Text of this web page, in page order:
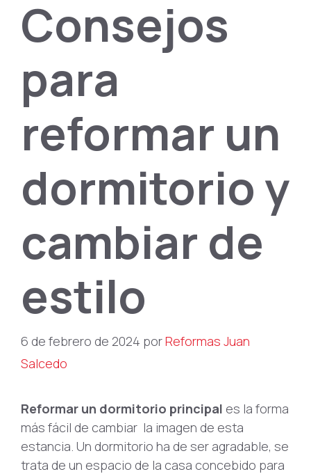
Consejos
para
reformar un
dormitorio y
cambiar de
estilo
6 de febrero de 2024 porReformas Juan
Salcedo
Reformar un dormitorio principal es la forma
más fácil de cambiar la imagen de esta
estancia. Un dormitorio ha de ser agradable, se
trata de un espacio de la casa concebido para